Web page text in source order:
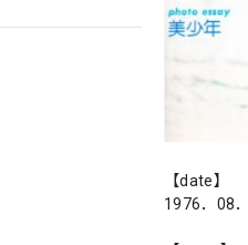
【date】
1976．08